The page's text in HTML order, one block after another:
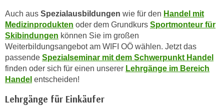
Auch aus Spezialausbildungen wie für den Handel mit
Medizinprodukten oder dem Grundkurs Sportmonteur für
Skibindungen können Sie im großen
Weiterbildungsangebot am WIFI OÖ wählen. Jetzt das
passende Spezialseminar mit dem Schwerpunkt Handel
finden oder sich für einen unserer Lehrgänge im Bereich
Handel entscheiden!
Lehrgänge für Einkäufer
i
e
a
f
"
l